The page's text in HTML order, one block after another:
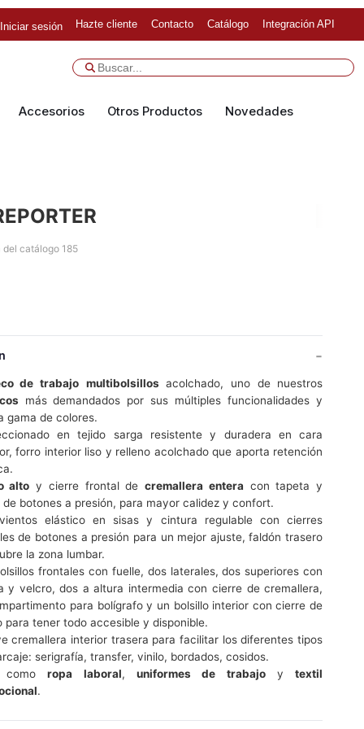
Iniciar sesión Hazte cliente Contacto Catálogo Integración API
Accesorios Otros Productos Novedades
del catálogo 185
de trabajo multibolsillos acolchado, uno de nuestros
más demandados por sus múltiples funcionalidades y
gama de colores.
en tejido sarga resistente y duradera en cara
forro interior liso y relleno acolchado que aporta retención
alto y cierre frontal decremallera entera con tapeta y
de botones a presión, para mayor calidez y confort.
elástico en sisas y cintura regulable con cierres
de botones a presión para un mejor ajuste, faldón trasero
la zona lumbar.
frontales con fuelle, dos laterales, dos superiores con
y velcro, dos a altura intermedia con cierre de cremallera,
para bolígrafo y un bolsillo interior con cierre de
para tener todo accesible y disponible.
cremallera interior trasera para facilitar los diferentes tipos
serigrafía, transfer, vinilo, bordados, cosidos.
comoropa laboral, uniformes de trabajoytextil
.